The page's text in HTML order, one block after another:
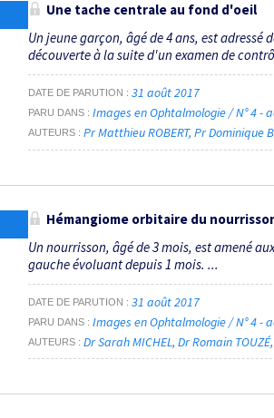
Une tache centrale au fond d'oeil
Un jeune garçon, âgé de 4 ans, est
découverte à la suite d'un examen de
DATE DE PARUTION 31 août 2017
PARU DANS Images en Ophtalmologie / N° 4 -
AUTEURS Pr Matthieu ROBERT Pr Dominique
Hémangiome orbitaire du
Un nourrisson, âgé de 3 mois, est amené
gauche évoluant depuis 1 mois. ...
DATE DE PARUTION 31 août 2017
PARU DANS Images en Ophtalmologie / N° 4 -
AUTEURS Dr Sarah MICHEL Dr Romain TOUZÉ